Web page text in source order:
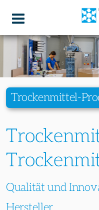
Trockenmittel-
Qualität und